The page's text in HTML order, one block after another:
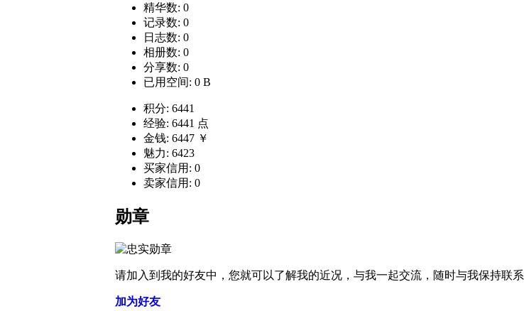
精华数: 0
记录数: 0
日志数: 0
相册数: 0
分享数: 0
已用空间: 0 B
积分: 6441
经验: 6441 点
金钱: 6447 ￥
魅力: 6423
买家信用: 0
卖家信用: 0
勋章
请加入到我的好友中，您就可以了解我的近况，与我一起交流，随时与我保持联系
加为好友